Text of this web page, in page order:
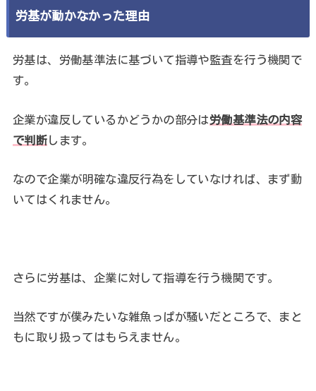
労基が動かなかった理由
労基は、労働基準法に基づいて指導や監査を行う機関で
す。
企業が違反しているかどうかの部分は労働基準法の内容
で判断します。
なので企業が明確な違反行為をしていなければ、まず動
いてはくれません。
さらに労基は、企業に対して指導を行う機関です。
当然ですが僕みたいな雑魚っぱが騒いだところで、まと
もに取り扱ってはもらえません。